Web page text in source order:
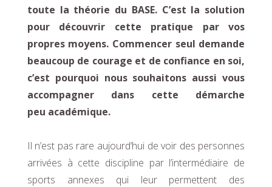
toute la théorie du BASE. C’est la solution
pour découvrir cette pratique par vos
propres moyens. Commencer seul demande
beaucoup de courage et de confiance en soi,
c’est pourquoi nous souhaitons aussi vous
accompagner dans cette démarche
peu académique.
Il n’est pas rare aujourd’hui de voir des personnes
arrivées à cette discipline par l’intermédiaire de
sports annexes qui leur permettent des